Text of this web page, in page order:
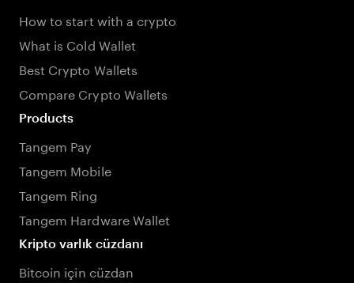
How to start with a crypto
What is Cold Wallet
Best Crypto Wallets
Compare Crypto Wallets
Products
Tangem Pay
Tangem Mobile
Tangem Ring
Tangem Hardware Wallet
Kripto varlık cüzdanı
Bitcoin için cüzdan